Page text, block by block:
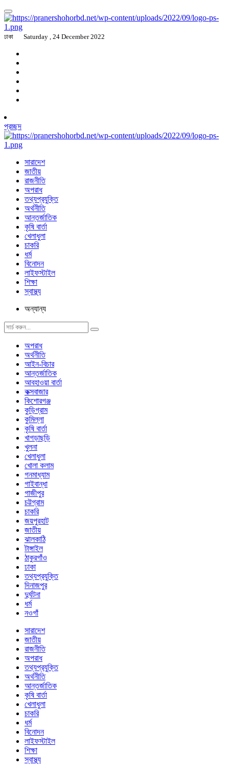
ঢাকা Saturday , 24 December 2022
প্রচ্ছদ
সারাদেশ
জাতীয়
রাজনীতি
অপরাধ
তথ্যপ্রযুক্তি
অর্থনীতি
আন্তর্জাতিক
কৃষি বার্তা
খেলাধুলা
চাকরি
ধর্ম
বিনোদন
লাইফস্টাইল
শিক্ষা
স্বাস্থ্য
অন্যান্য
অপরাধ
অর্থনীতি
আইন-বিচার
আন্তর্জাতিক
আবহাওয়া বার্তা
কক্সবাজার
কিশোরগঞ্জ
কুড়িগ্রাম
কুমিল্লা
কৃষি বার্তা
খাগড়াছড়ি
খুলনা
খেলাধুলা
খোলা কলাম
গনমাধ্যাম
গাইবান্ধা
গাজীপুর
চট্টগ্রাম
চাকরি
জয়পুরহাট
জাতীয়
ঝালকাঠি
টাঙ্গাইল
ঠাকুরগাঁও
ঢাকা
তথ্যপ্রযুক্তি
দিনাজপুর
দুর্ঘটনা
ধর্ম
নওগাঁ
সারাদেশ
জাতীয়
রাজনীতি
অপরাধ
তথ্যপ্রযুক্তি
অর্থনীতি
আন্তর্জাতিক
কৃষি বার্তা
খেলাধুলা
চাকরি
ধর্ম
বিনোদন
লাইফস্টাইল
শিক্ষা
স্বাস্থ্য